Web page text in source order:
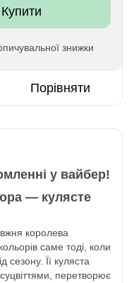
Купити
знижки
Порівняти
у вайбер!
— кулясте
королева
саме тоді, коли
сезону. Її куляста
перетворює